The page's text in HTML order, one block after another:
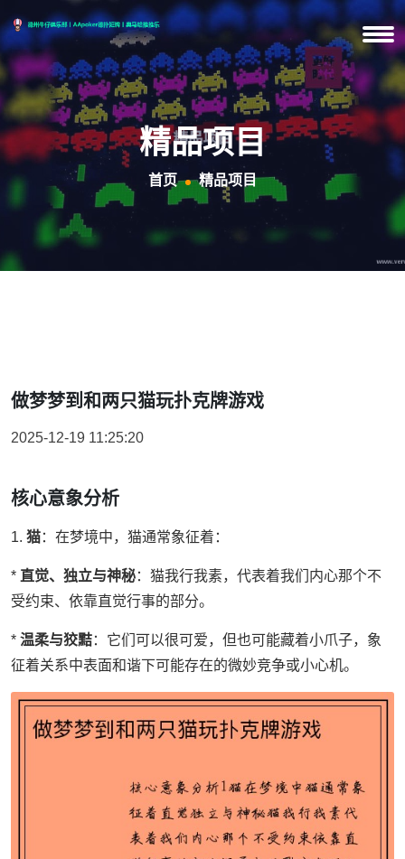
精品项目
首页 精品项目
做梦梦到和两只猫玩扑克牌游戏
2025-12-19 11:25:20
核心意象分析
1. 猫：在梦境中，猫通常象征着：
* 直觉、独立与神秘：猫我行我素，代表着我们内心那个不
受约束、依靠直觉行事的部分。
* 温柔与狡黠：它们可以很可爱，但也可能藏着小爪子，象
征着关系中表面和谐下可能存在的微妙竞争或小心机。